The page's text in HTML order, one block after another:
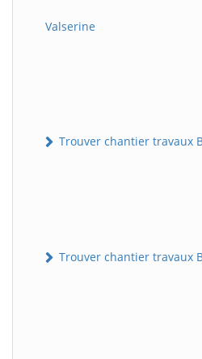
Valserine
Trouver chantier travaux
Trouver chantier travaux